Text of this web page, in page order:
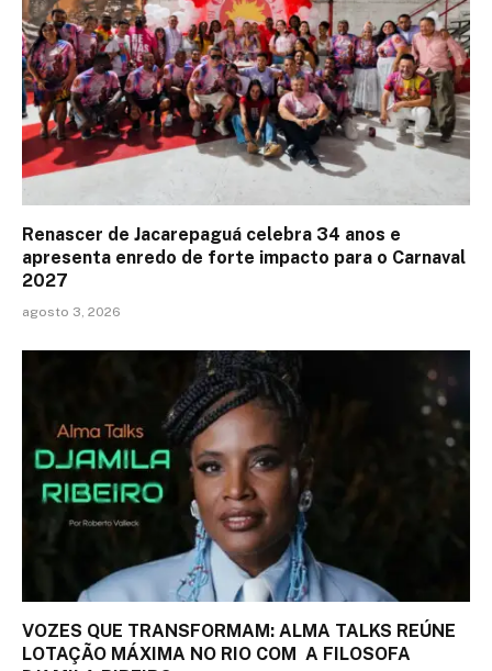
Renascer de Jacarepaguá celebra 34 anos e
apresenta enredo de forte impacto para o Carnaval
2027
agosto 3, 2026
VOZES QUE TRANSFORMAM: ALMA TALKS REÚNE
LOTAÇÃO MÁXIMA NO RIO COM A FILOSOFA